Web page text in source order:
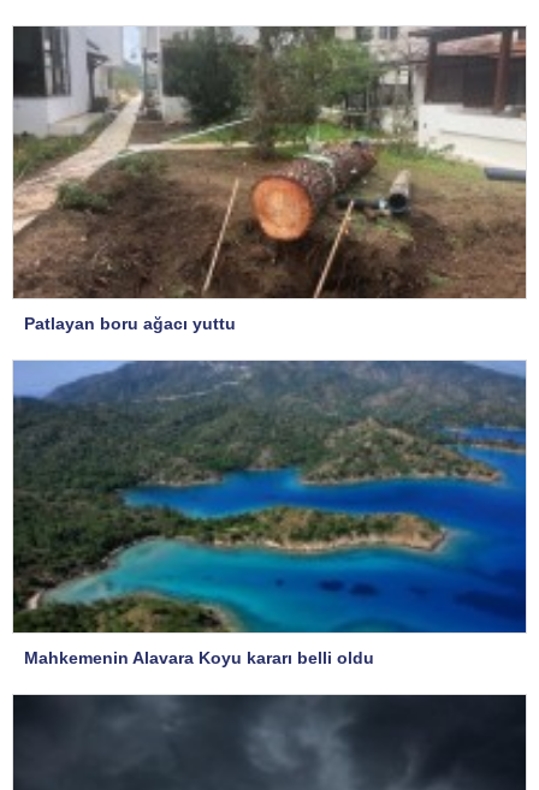
Patlayan boru ağacı yuttu
Mahkemenin Alavara Koyu kararı belli oldu